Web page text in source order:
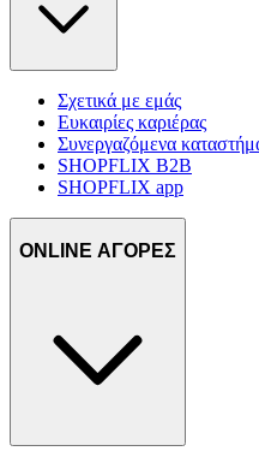
Σχετικά με εμάς
Ευκαιρίες καριέρας
Συνεργαζόμενα
SHOPFLIX B2B
SHOPFLIX app
ONLINE ΑΓΟΡΕΣ